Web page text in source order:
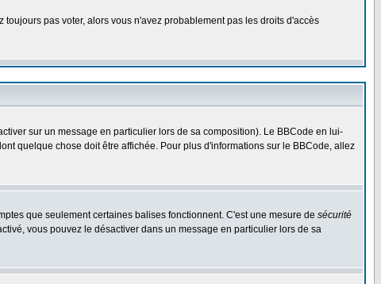
pas voter, alors vous n'avez probablement pas les droits d'accès
sur un message en particulier lors de sa composition). Le BBCode en lui-
quelque chose doit être affichée. Pour plus d'informations sur le BBCode, allez
que seulement certaines balises fonctionnent. C'est une mesure de sécurité
vous pouvez le désactiver dans un message en particulier lors de sa